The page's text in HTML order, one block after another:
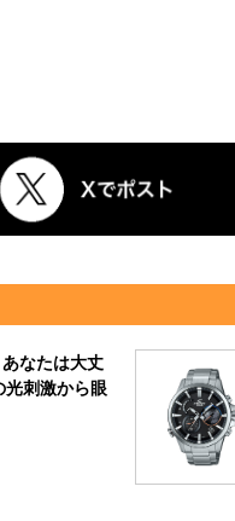
なたは大丈
刺激から眼